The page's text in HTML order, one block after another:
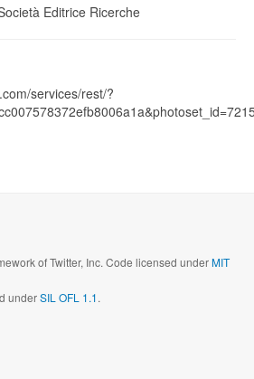
Editrice Ricerche
services/rest/?
of Twitter, Inc. Code licensed underMIT
underSIL OFL 1.1.